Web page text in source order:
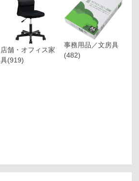
店舗・オフィス家
具(919)
事務用品／文房具
(482)